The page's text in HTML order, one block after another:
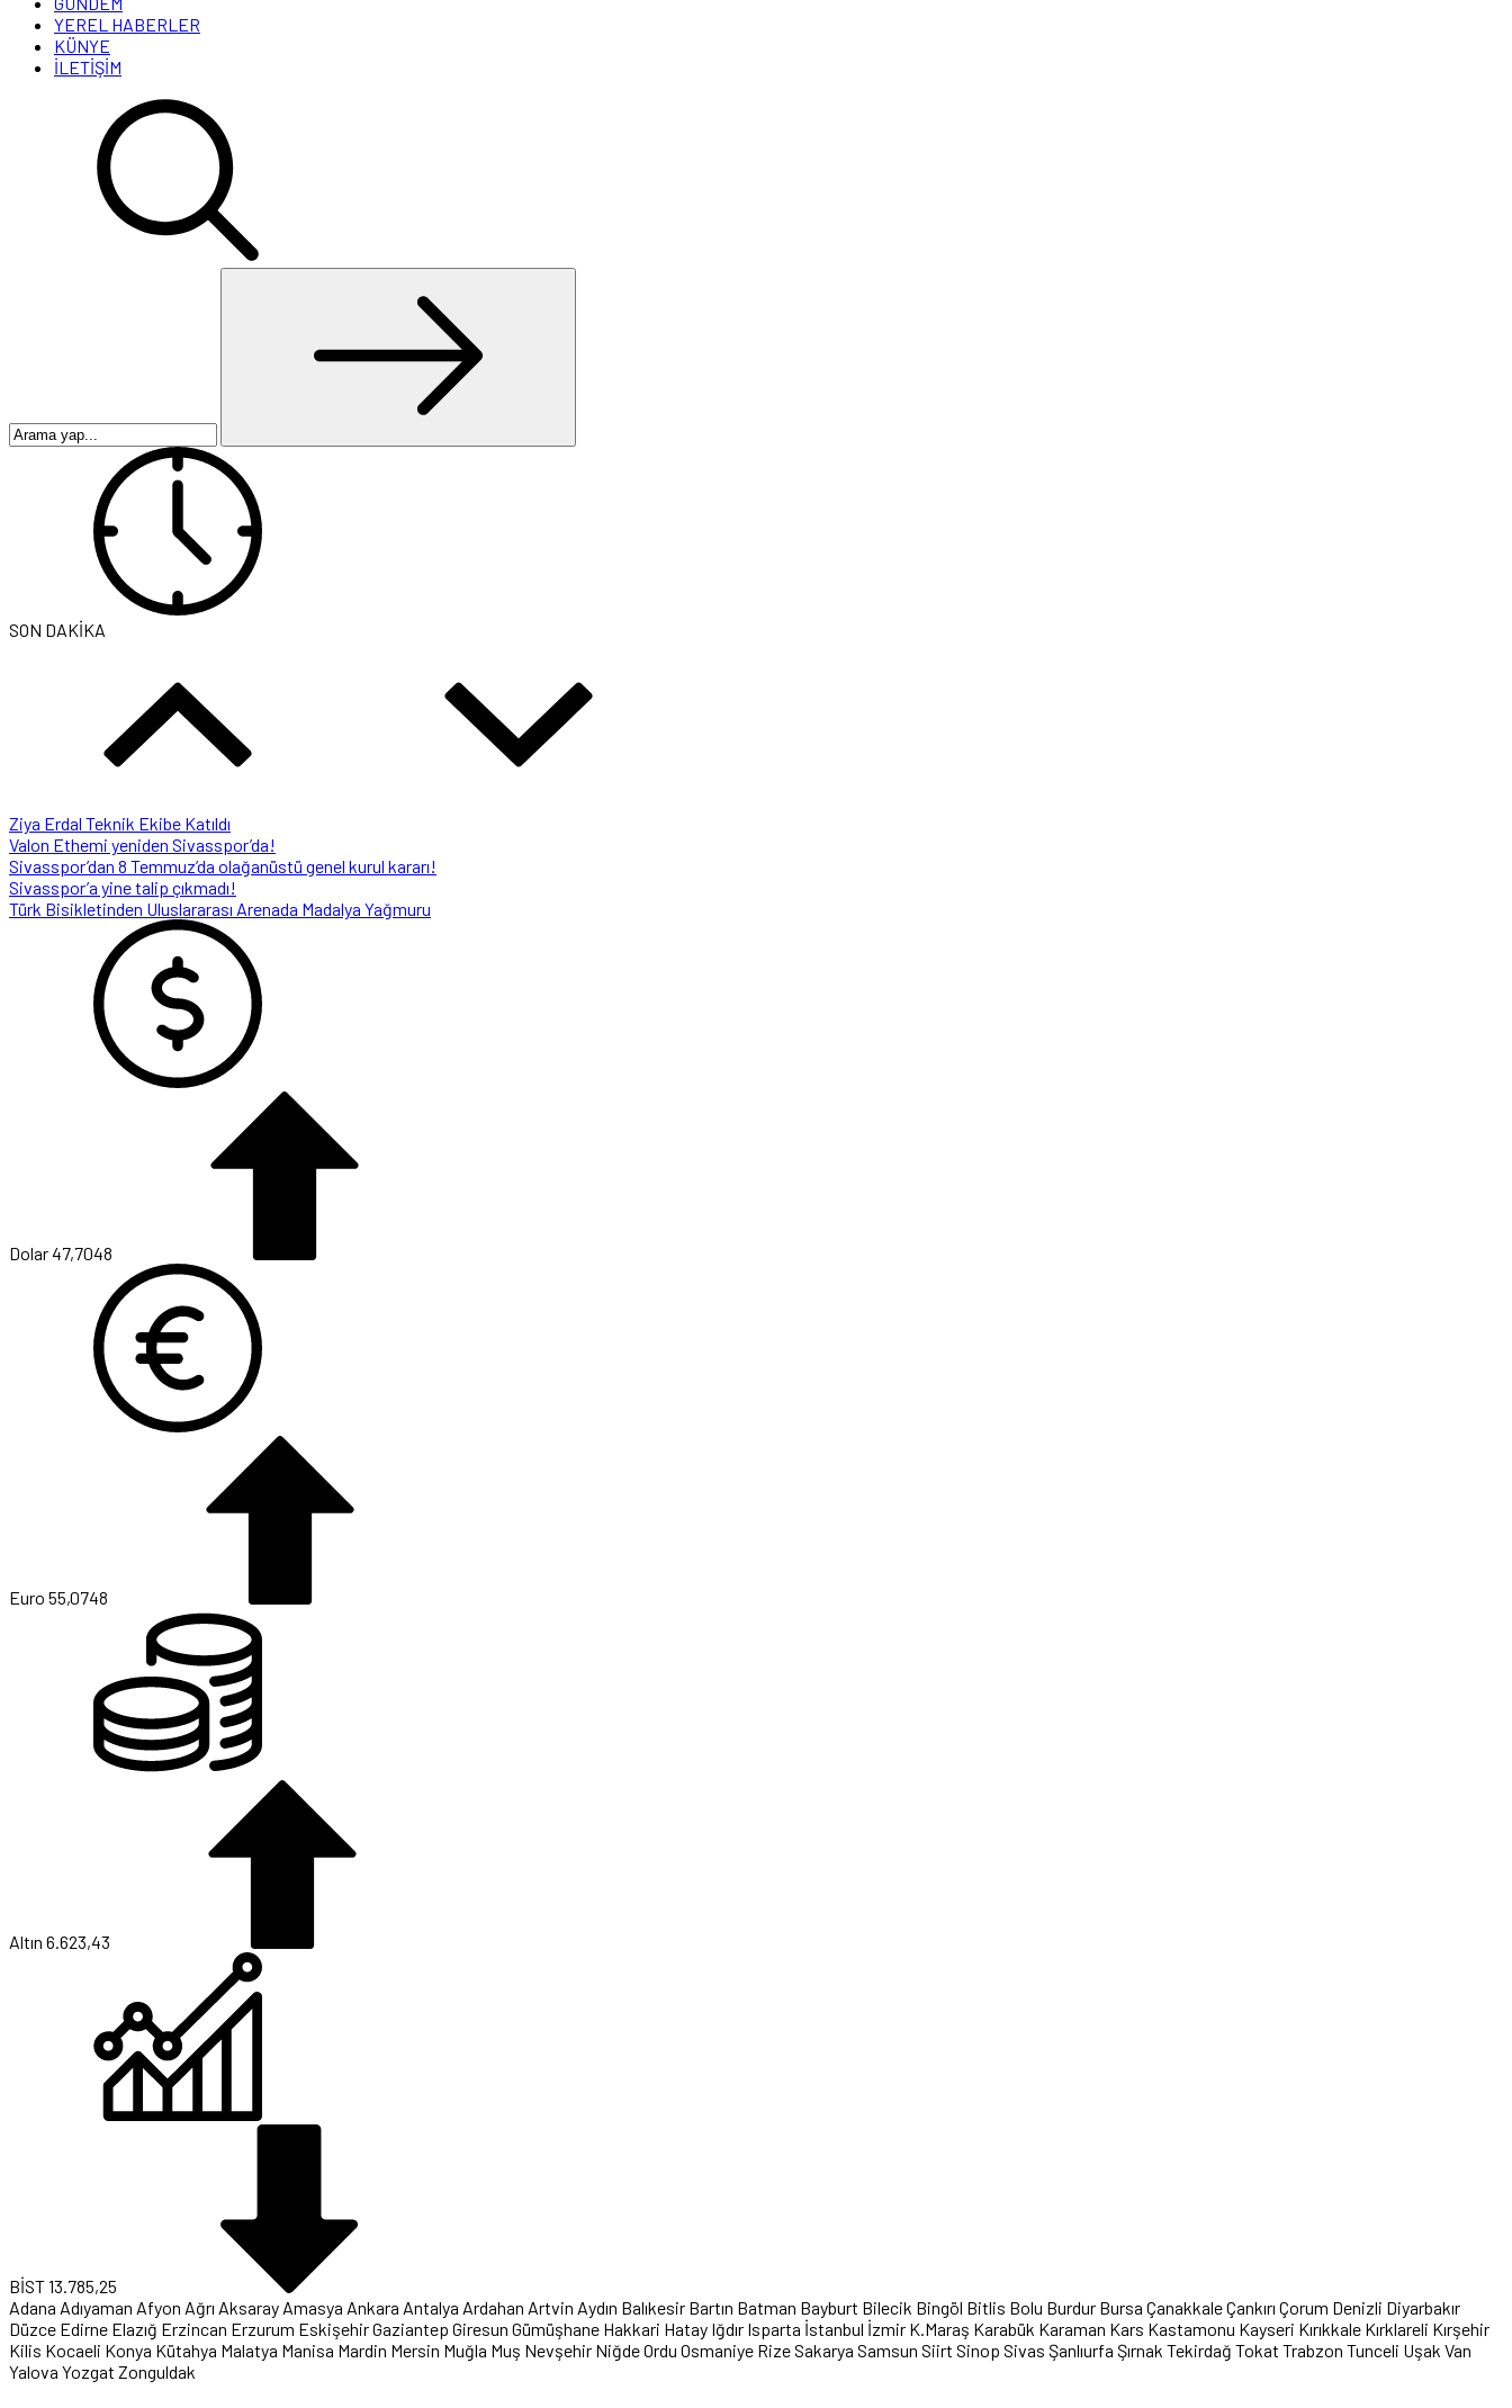
YEREL HABERLER
KÜNYE
İLETİŞİM
SON DAKİKA
Ziya Erdal Teknik Ekibe Katıldı
Valon Ethemi yeniden Sivasspor’da!
Sivasspor’dan 8 Temmuz’da olağanüstü genel kurul kararı!
Sivasspor’a yine talip çıkmadı!
Türk Bisikletinden Uluslararası Arenada Madalya Yağmuru
Dolar47,7048
Euro 55,0748
Altın 6.623,43
BİST13.785,25
Adana Adıyaman Afyon Ağrı Aksaray Amasya Ankara Antalya Ardahan Artvin Aydın Balıkesir Bartın Batman Bayburt Bilecik Bingöl Bitlis Bolu Burdur Bursa ÇanakkaleÇankırı Çorum Denizli Diyarbakır
Düzce Edirne Elazığ Erzincan Erzurum EskişehirGaziantep Giresun Gümüşhane Hakkari Hatay Iğdır Isparta İstanbul İzmir K.Maraş Karabük Karaman Kars Kastamonu Kayseri Kırıkkale Kırklareli Kırşehir
Kilis Kocaeli Konya Kütahya Malatya Manisa Mardin Mersin Muğla Muş Nevşehir NiğdeOrdu Osmaniye RizeSakarya Samsun Siirt Sinop Sivas Şanlıurfa Şırnak Tekirdağ Tokat Trabzon Tunceli Uşak Van
Yalova Yozgat Zonguldak